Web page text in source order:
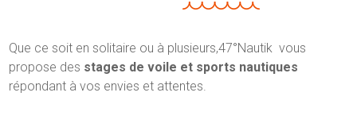
Que ce soit en solitaire ou à plusieurs,47°Nautik vous
propose des stages de voile et sports nautiques
répondant à vos envies et attentes.